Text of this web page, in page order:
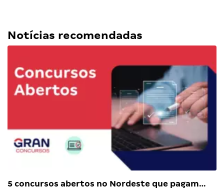
Notícias recomendadas
5 concursos abertos no Nordeste que pagam…